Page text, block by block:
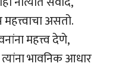
असतो.
महत्त्व देणे,
भावनिक आधार